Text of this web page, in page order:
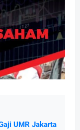
UMR Jakarta